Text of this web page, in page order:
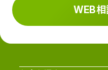
WEB相